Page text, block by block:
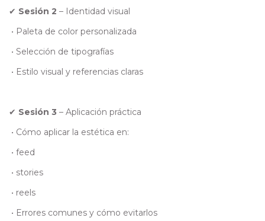
✔ Sesión 2 – Identidad visual
• Paleta de color personalizada
• Selección de tipografías
• Estilo visual y referencias claras
✔ Sesión 3 – Aplicación práctica
• Cómo aplicar la estética en:
• feed
• stories
• reels
• Errores comunes y cómo evitarlos